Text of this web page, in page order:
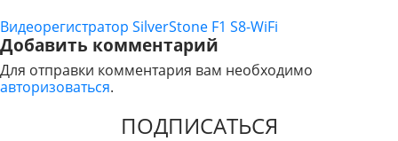
НАВИГАЦИЯ
ПО
ЗАПИСЯМ
Видеорегистратор SilverStone F1 S8-WiFi
Добавить комментарий
Для отправки комментария вам необходимо
авторизоваться.
ПОДПИСАТЬСЯ